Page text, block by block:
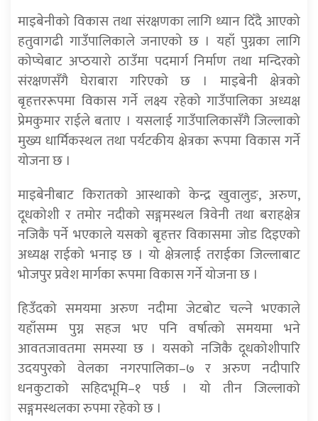
माइबेनीको विकास तथा संरक्षणका लागि ध्यान दिँदै आएको
हतुवागढी गाउँपालिकाले जनाएको छ । यहाँ पुग्नका लागि
कोप्चेबाट अप्ठयारो ठाउँमा पदमार्ग निर्माण तथा मन्दिरको
संरक्षणसँगै घेराबारा गरिएको छ । माइबेनी क्षेत्रको
बृहत्तररूपमा विकास गर्ने लक्ष्य रहेको गाउँपालिका अध्यक्ष
प्रेमकुमार राईले बताए । यसलाई गाउँपालिकासँगै जिल्लाको
मुख्य धार्मिकस्थल तथा पर्यटकीय क्षेत्रका रूपमा विकास गर्ने
योजना छ ।
माइबेनीबाट किरातको आस्थाको केन्द्र खुवालुङ, अरुण,
दूधकोशी र तमोर नदीको सङ्गमस्थल त्रिवेनी तथा बराहक्षेत्र
नजिकै पर्ने भएकाले यसको बृहत्तर विकासमा जोड दिइएको
अध्यक्ष राईको भनाइ छ । यो क्षेत्रलाई तराईका जिल्लाबाट
भोजपुर प्रवेश मार्गका रूपमा विकास गर्ने योजना छ ।
हिउँदको समयमा अरुण नदीमा जेटबोट चल्ने भएकाले
यहाँसम्म पुग्न सहज भए पनि वर्षात्को समयमा भने
आवतजावतमा समस्या छ । यसको नजिकै दूधकोशीपारि
उदयपुरको वेलका नगरपालिका–७ र अरुण नदीपारि
धनकुटाको सहिदभूमि–१ पर्छ । यो तीन जिल्लाको
सङ्गमस्थलका रुपमा रहेको छ ।